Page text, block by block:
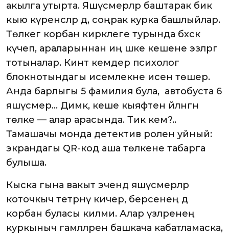
акылга утырта. Яшүсмерләр баштарак бик
кыю күренсәләр дә, соңрак курка башлыйлар.
Төлкегә корбан кирәклеге турында бәхәскә
күчеп, араларыннан иң әшәке кешене эзләргә
тотыналар. Кинәт кемдер психолог
блокнотындагы исемлекне исенә төшерә.
Анда барлыгы 5 фамилия була, ә автобуста 6
яшүсмер… Димәк, кеше кыяфәтенә әйләнгән
төлке — алар арасында. Тик кем?..
Тамашачы монда детектив ролен уйный:
экрандагы QR-код аша төлкене табарга
булыша.
Кыска гына вакыт эчендә яшүсмерләр
коточкыч тетрәнү кичерә, берсенең дә
корбан буласы килми. Алар үзләренең
куркыныч гамәлләрен башкача кабатламаска,